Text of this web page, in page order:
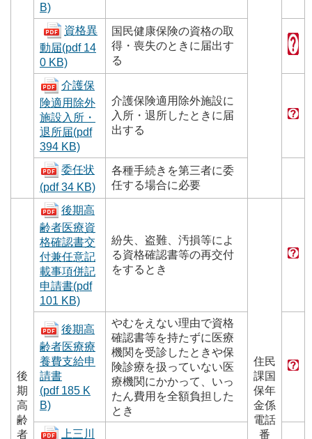
B)
資格異
動届(pdf 14
0 KB)
国民健康保険の資格の取
得・喪失のときに届出す
る
介護保
険適用除外
施設入所・
退所届(pdf
394 KB)
介護保険適用除外施設に
入所・退所したときに届
出する
委任状
(pdf 34 KB)
各種手続きを第三者に委
任する場合に必要
後
期
高
齢
者
後期高
齢者医療資
格確認書交
付兼任意記
載事項併記
申請書(pdf
101 KB)
紛失、盗難、汚損等によ
る資格確認書等の再交付
をするとき
住民
課国
保年
金係
電話
番
後期高
齢者医療療
養費支給申
請書
(pdf 185 K
B)
やむをえない理由で資格
確認書等を持たずに医療
機関を受診したときや保
険診療を扱っていない医
療機関にかかって、いっ
たん費用を全額負担した
とき
上三川